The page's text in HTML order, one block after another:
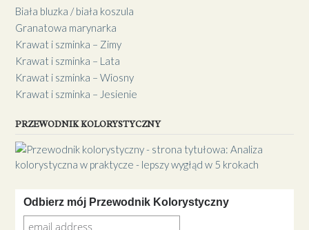
Biała bluzka / biała koszula
Granatowa marynarka
Krawat i szminka – Zimy
Krawat i szminka – Lata
Krawat i szminka – Wiosny
Krawat i szminka – Jesienie
PRZEWODNIK KOLORYSTYCZNY
Odbierz mój Przewodnik Kolorystyczny